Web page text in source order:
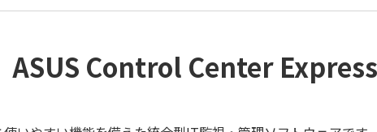
ASUS Control Center Express